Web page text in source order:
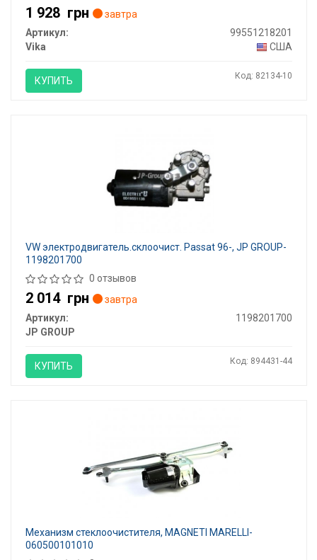
1 928 грн
завтра
Артикул:
99551218201
Vika
США
КУПИТЬ Код: 82134-10
VW электродвигатель.склоочист. Passat 96-, JP GROUP-
1198201700
0 отзывов
2 014 грн
завтра
Артикул:
1198201700
JP GROUP
КУПИТЬ Код: 894431-44
Механизм стеклоочистителя, MAGNETI MARELLI-
060500101010